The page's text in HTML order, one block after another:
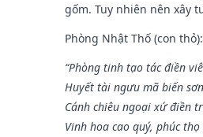
gốm. Tuy nhiên nên xây
Phòng Nhật Thố (con
“Phòng tinh tạo tác điền
Huyết tài ngưu mã biến
Cánh chiêu ngoại xứ điền
Vinh hoa cao quý, phúc thọ